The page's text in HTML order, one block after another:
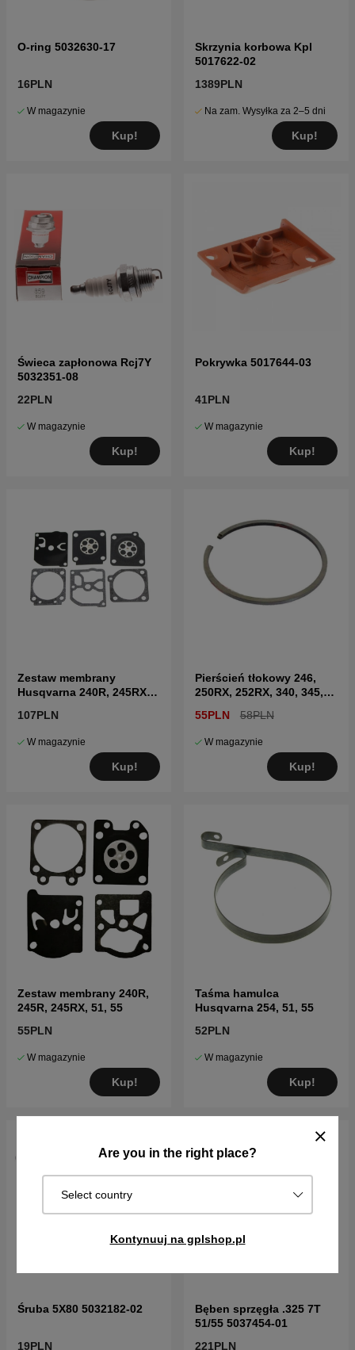
Are you in the right place?
Select country
Kontynuuj na gplshop.pl
O-ring 5032630-17
16PLN
W magazynie
Kup!
Skrzynia korbowa Kpl
5017622-02
1389PLN
Na zam. Wysyłka za 2–5 dni
Kup!
Świeca zapłonowa Rcj7Y
5032351-08
22PLN
W magazynie
Kup!
Pokrywka 5017644-03
41PLN
W magazynie
Kup!
Zestaw membrany
Husqvarna 240R, 245RX,
107PLN
W magazynie
Kup!
Pierścień tłokowy 246,
250RX, 252RX, 340, 345,
55PLN 58PLN
W magazynie
Kup!
Zestaw membrany 240R,
245R, 245RX, 51, 55
55PLN
W magazynie
Kup!
Taśma hamulca
Husqvarna 254, 51, 55
52PLN
W magazynie
Kup!
Śruba 5X80 5032182-02
19PLN
Bęben sprzęgła .325 7T
51/55 5037454-01
221PLN